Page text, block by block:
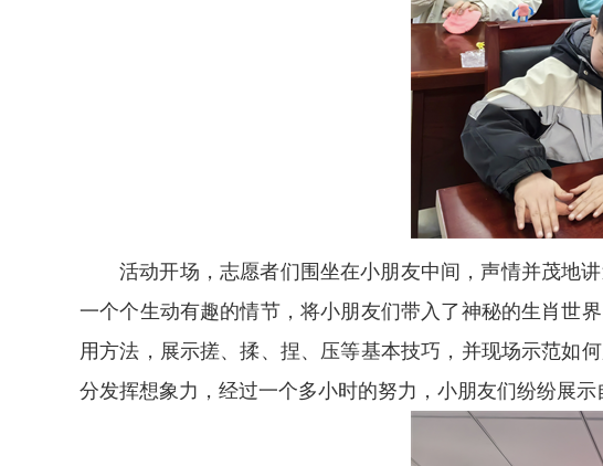
活动开场，志愿者们围坐在小朋友中间，声情并茂地
一个个生动有趣的情节，将小朋友们带入了神秘的生肖世
用方法，展示搓、揉、捏、压等基本技巧，并现场示范如
分发挥想象力，经过一个多小时的努力，小朋友们纷纷展